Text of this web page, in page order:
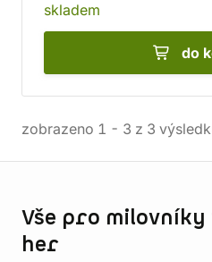
skladem
do
zobrazeno 1 - 3 z 3
Vše pro
her